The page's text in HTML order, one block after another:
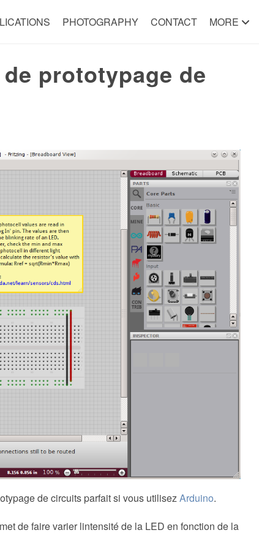
PHOTOGRAPHY CONTACT MORE
prototypage de
de circuits parfait si vous utilisezArduino.
de faire varier lintensité de la LED en fonction de la